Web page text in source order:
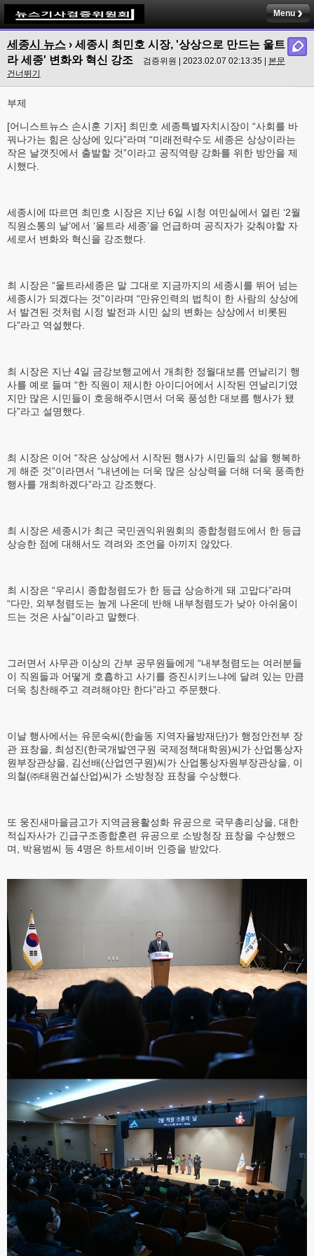
Menu
세종시 뉴스 › 세종시 최민호 시장, '상상으로 만드는 울트
라 세종' 변화와 혁신 강조
검증위원 | 2023.02.07 02:13:35 | 본문
건너뛰기
부제
[어니스트뉴스 손시훈 기자] 최민호 세종특별자치시장이 “사회를 바
꿔나가는 힘은 상상에 있다”라며 “미래전략수도 세종은 상상이라는
작은 날갯짓에서 출발할 것”이라고 공직역량 강화를 위한 방안을 제
시했다.
세종시에 따르면 최민호 시장은 지난 6일 시청 여민실에서 열린 ‘2월
직원소통의 날’에서 ‘울트라 세종’을 언급하며 공직자가 갖춰야할 자
세로서 변화와 혁신을 강조했다.
최 시장은 “울트라세종은 말 그대로 지금까지의 세종시를 뛰어 넘는
세종시가 되겠다는 것”이라며 “만유인력의 법칙이 한 사람의 상상에
서 발견된 것처럼 시정 발전과 시민 삶의 변화는 상상에서 비롯된
다”라고 역설했다.
최 시장은 지난 4일 금강보행교에서 개최한 정월대보름 연날리기 행
사를 예로 들며 “한 직원이 제시한 아이디어에서 시작된 연날리기였
지만 많은 시민들이 호응해주시면서 더욱 풍성한 대보름 행사가 됐
다”라고 설명했다.
최 시장은 이어 “작은 상상에서 시작된 행사가 시민들의 삶을 행복하
게 해준 것”이라면서 “내년에는 더욱 많은 상상력을 더해 더욱 풍족한
행사를 개최하겠다”라고 강조했다.
최 시장은 세종시가 최근 국민권익위원회의 종합청렴도에서 한 등급
상승한 점에 대해서도 격려와 조언을 아끼지 않았다.
최 시장은 “우리시 종합청렴도가 한 등급 상승하게 돼 고맙다”라며
“다만, 외부청렴도는 높게 나온데 반해 내부청렴도가 낮아 아쉬움이
드는 것은 사실”이라고 말했다.
그러면서 사무관 이상의 간부 공무원들에게 “내부청렴도는 여러분들
이 직원들과 어떻게 호흡하고 사기를 증진시키느냐에 달려 있는 만큼
더욱 칭찬해주고 격려해야만 한다”라고 주문했다.
이날 행사에서는 유문숙씨(한솔동 지역자율방재단)가 행정안전부 장
관 표창을, 최성진(한국개발연구원 국제정책대학원)씨가 산업통상자
원부장관상을, 김선배(산업연구원)씨가 산업통상자원부장관상을, 이
의철(㈜태원건설산업)씨가 소방청장 표창을 수상했다.
또 웅진새마을금고가 지역금융활성화 유공으로 국무총리상을, 대한
적십자사가 긴급구조종합훈련 유공으로 소방청장 표창을 수상했으
며, 박용범씨 등 4명은 하트세이버 인증을 받았다.